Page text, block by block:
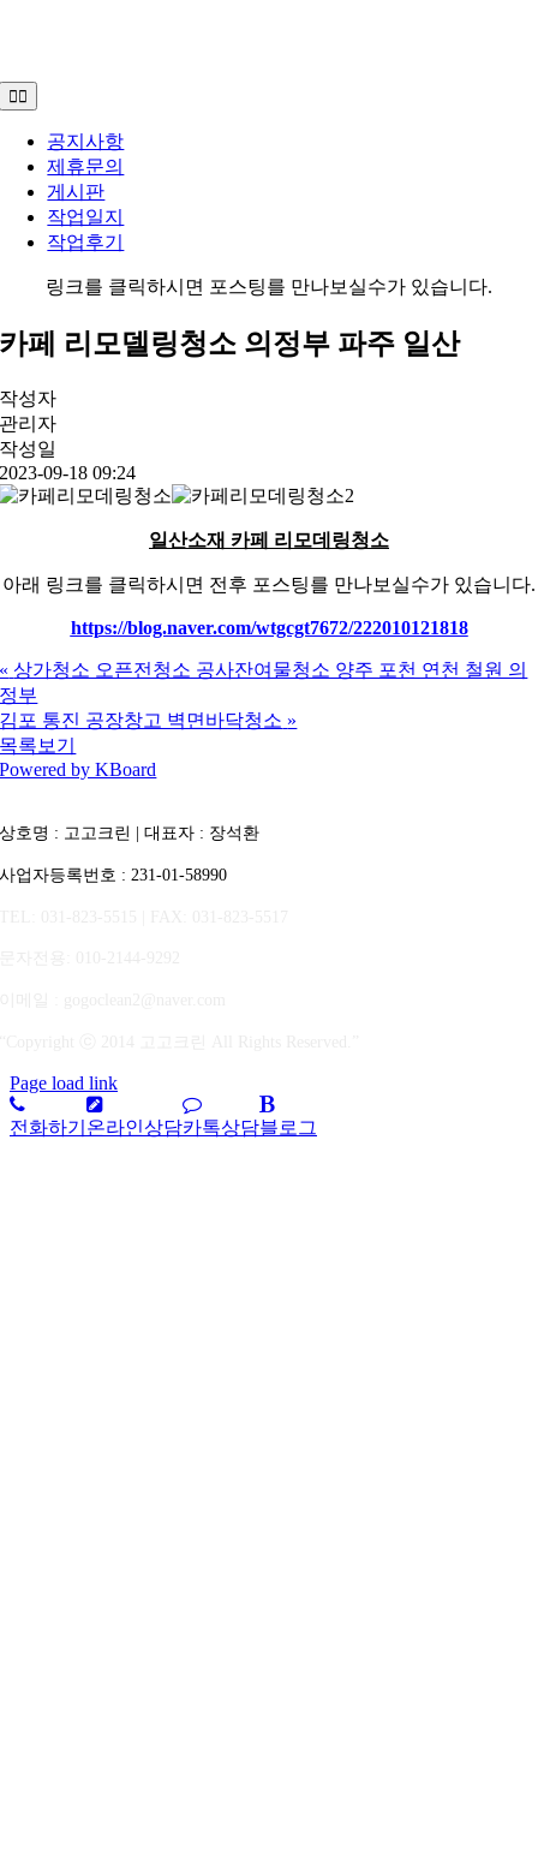
Toggle
Navigation
공지사항
제휴문의
게시판
작업일지
작업후기
링크를 클릭하시면 포스팅를 만나보실수가 있습니다.
카페 리모델링청소 의정부 파주 일산
작성자
관리자
작성일
2023-09-18 09:24
일산소재 카페 리모데링청소
아래 링크를 클릭하시면 전후 포스팅를 만나보실수가 있습니다.
https://blog.naver.com/wtgcgt7672/222010121818
« 상가청소 오픈전청소 공사잔여물청소 양주 포천 연천 철원 의
정부
김포 통진 공장창고 벽면바닥청소 »
목록보기
Powered by KBoard
상호명 : 고고크린 | 대표자 : 장석환
사업자등록번호 : 231-01-58990
Page load link
전화하기 온라인상담카톡상담블로그